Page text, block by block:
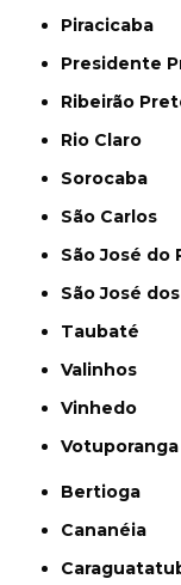
Piracicaba
Presidente
Ribeirão
Rio Claro
Sorocaba
São Carlos
São José
São José
Taubaté
Valinhos
Vinhedo
Votuporanga
Bertioga
Cananéia